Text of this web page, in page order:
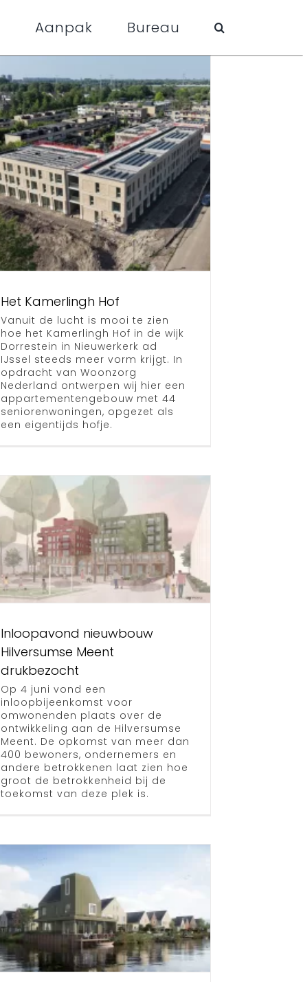
Aanpak Bureau
Het Kamerlingh Hof
Vanuit de lucht is mooi te zien
hoe het Kamerlingh Hof in de wijk
Dorrestein in Nieuwerkerk ad
IJssel steeds meer vorm krijgt. In
opdracht van Woonzorg
Nederland ontwerpen wij hier een
appartementengebouw met 44
seniorenwoningen, opgezet als
een eigentijds hofje.
Inloopavond nieuwbouw
Hilversumse Meent
drukbezocht
Op 4 juni vond een
inloopbijeenkomst voor
omwonenden plaats over de
ontwikkeling aan de Hilversumse
Meent. De opkomst van meer dan
400 bewoners, ondernemers en
andere betrokkenen laat zien hoe
groot de betrokkenheid bij de
toekomst van deze plek is.